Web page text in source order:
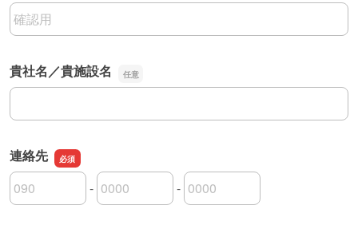
メールアドレスの確認用
貴社名／貴施設名
貴社名／貴施設名
連絡先
連絡先の市外局番
-
連絡先の市内局番 -
連絡先の加入者番号